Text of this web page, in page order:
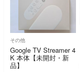
その他
Google TV Streamer 4
K 本体【未開封・新
品】